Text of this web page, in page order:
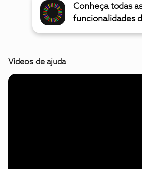
Conheça todas
funcionalidades
Vídeos de ajuda